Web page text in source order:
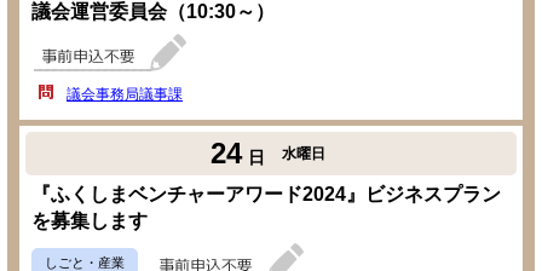
議会運営委員会（10:30～）
議会事務局議事課
24 日 水曜日
『ふくしまベンチャーアワード2024』ビジネスプラン
を募集します
しごと・産業